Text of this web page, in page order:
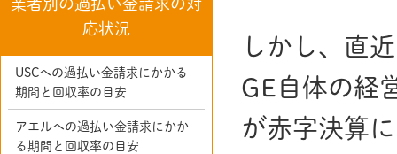
しかし、直
GE自体の経
が赤字決算
業者別の過払い金請求の対
応状況
USCへの過払い金請求にかかる
期間と回収率の目安
アエルへの過払い金請求にかか
る期間と回収率の目安